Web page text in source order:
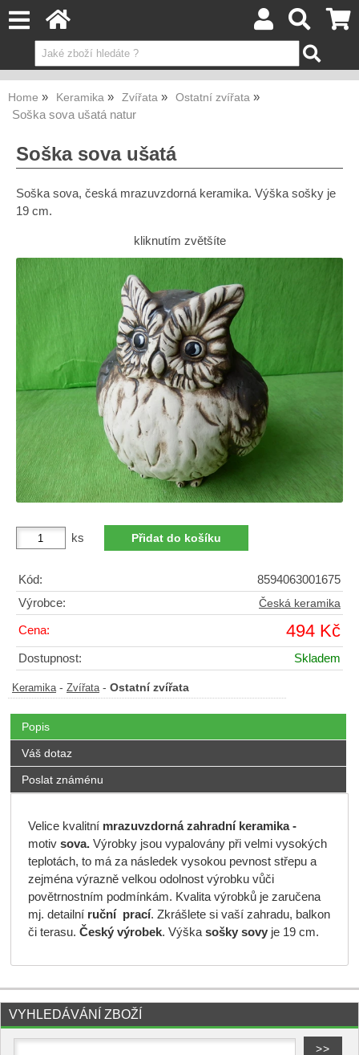
Home Keramika Zvířata Ostatní zvířata
Soška sova ušatá natur
Soška sova ušatá
Soška sova, česká mrazuvzdorná keramika. Výška sošky je
19 cm.
kliknutím zvětšíte
ks
Kód:
8594063001675
Výrobce:
Česká keramika
Cena: 494 Kč
Dostupnost: Skladem
Keramika - Zvířata - Ostatní zvířata
Popis
Váš dotaz
Poslat známénu
Velice kvalitní mrazuvzdorná zahradní keramika -
motivsova.Výrobky jsou vypalovány při velmi vysokých
teplotách, to má za následek vysokou pevnost střepu a
zejména výrazně velkou odolnost výrobku vůči
povětrnostním podmínkám. Kvalita výrobků je zaručena
mj. detailníruční prací. Zkrášlete si vaší zahradu, balkon
či terasu. Český výrobek. Výškasošky sovyje 19 cm.
VYHLEDÁVÁNÍ ZBOŽÍ